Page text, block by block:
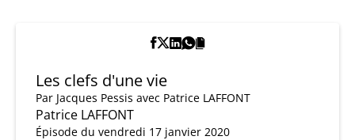
Les clefs d'une vie
Par Jacques Pessis avec Patrice LAFFONT
Patrice LAFFONT
Épisode du vendredi 17 janvier 2020